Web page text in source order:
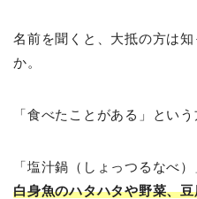
名前を聞くと、大抵の方は
か。
「食べたことがある」とい
「塩汁鍋（しょっつるなべ
白身魚のハタハタや野菜、